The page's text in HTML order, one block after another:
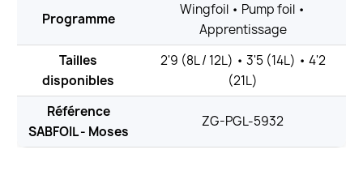
Programme
Wingfoil • Pump foil •
Apprentissage
Tailles
disponibles
2'9 (8L / 12L) • 3'5 (14L) • 4'2
(21L)
Référence
SABFOIL - Moses
ZG-PGL-5932